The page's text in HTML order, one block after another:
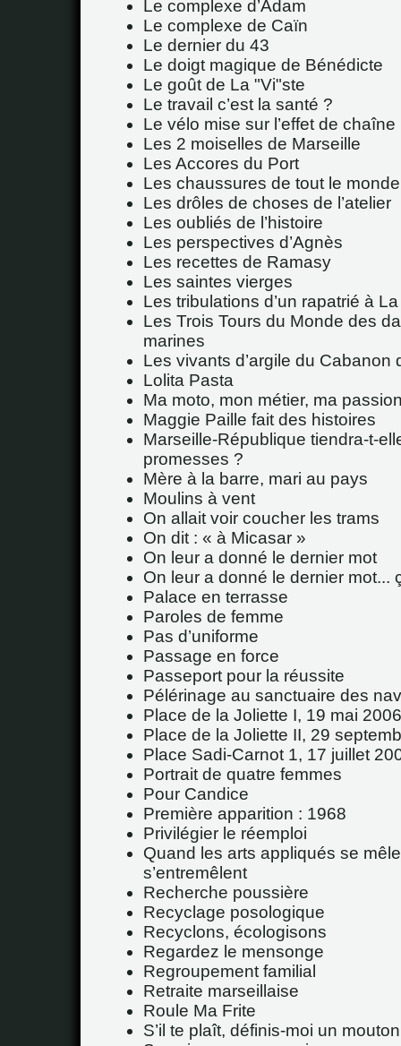
Le complexe d’Adam
Le complexe de Caïn
Le dernier du 43
Le doigt magique de Bénédicte
Le goût de La "Vi"ste
Le travail c’est la santé ?
Le vélo mise sur l’effet de chaîne
Les 2 moiselles de Marseille
Les Accores du Port
Les chaussures de tout le monde
Les drôles de choses de l’atelier
Les oubliés de l’histoire
Les perspectives d’Agnès
Les recettes de Ramasy
Les saintes vierges
Les tribulations d’un rapatrié à
Les Trois Tours du Monde des
marines
Les vivants d’argile du Cabanon
Lolita Pasta
Ma moto, mon métier, ma
Maggie Paille fait des histoires
Marseille-République tiendra-t-
promesses ?
Mère à la barre, mari au pays
Moulins à vent
On allait voir coucher les trams
On dit : « à Micasar »
On leur a donné le dernier mot
On leur a donné le dernier mot...
Palace en terrasse
Paroles de femme
Pas d’uniforme
Passage en force
Passeport pour la réussite
Pélérinage au sanctuaire des
Place de la Joliette I, 19 mai 2006
Place de la Joliette II, 29
Place Sadi-Carnot 1, 17 juillet
Portrait de quatre femmes
Pour Candice
Première apparition : 1968
Privilégier le réemploi
Quand les arts appliqués se
s’entremêlent
Recherche poussière
Recyclage posologique
Recyclons, écologisons
Regardez le mensonge
Regroupement familial
Retraite marseillaise
Roule Ma Frite
S’il te plaît, définis-moi un